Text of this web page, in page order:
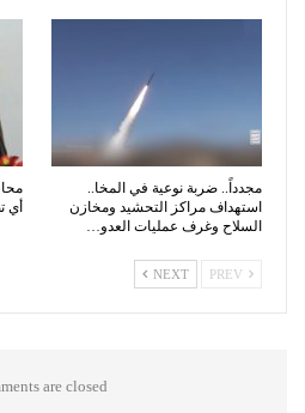
مجدداً.. ضربة نوعية في المخا..
استهداف مراكز التحشيد ومخازن
السلاح وغرف عمليات العدو…
أي
NEXT
are closed.